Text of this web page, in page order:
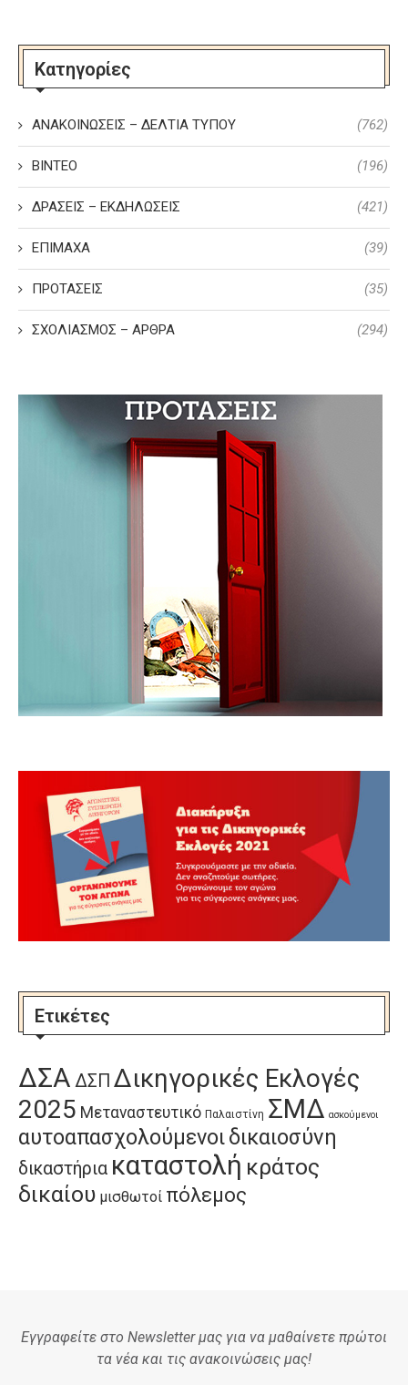
Κατηγορίες
ΑΝΑΚΟΙΝΩΣΕΙΣ – ΔΕΛΤΙΑ ΤΥΠΟΥ (762)
ΒΙΝΤΕΟ (196)
ΔΡΑΣΕΙΣ – ΕΚΔΗΛΩΣΕΙΣ (421)
ΕΠΙΜΑΧΑ (39)
ΠΡΟΤΑΣΕΙΣ (35)
ΣΧΟΛΙΑΣΜΟΣ – ΑΡΘΡΑ (294)
Ετικέτες
ΔΣΑ ΔΣΠ Δικηγορικές Εκλογές
2025 Μεταναστευτικό Παλαιστίνη ΣΜΔ ασκούμενοι
αυτοαπασχολούμενοιδικαιοσύνη
δικαστήρια καταστολή κράτος
δικαίου μισθωτοί πόλεμος
Εγγραφείτε στο Newsletter μας για να μαθαίνετε πρώτοι
τα νέα και τις ανακοινώσεις μας!